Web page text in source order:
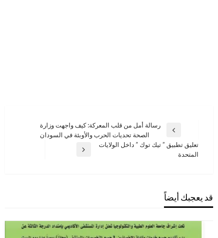
المقالات
المقالة
السابقة
رسالة أمل من قلب المعركة: كيف واجهت وزارة
الصحة تحديات الحرب والأوبئة في السودان
المقالة
تعليق تطبيق ” تيك توك ” داخل الولايات
المتحدة
قد يعجبك أيضاً